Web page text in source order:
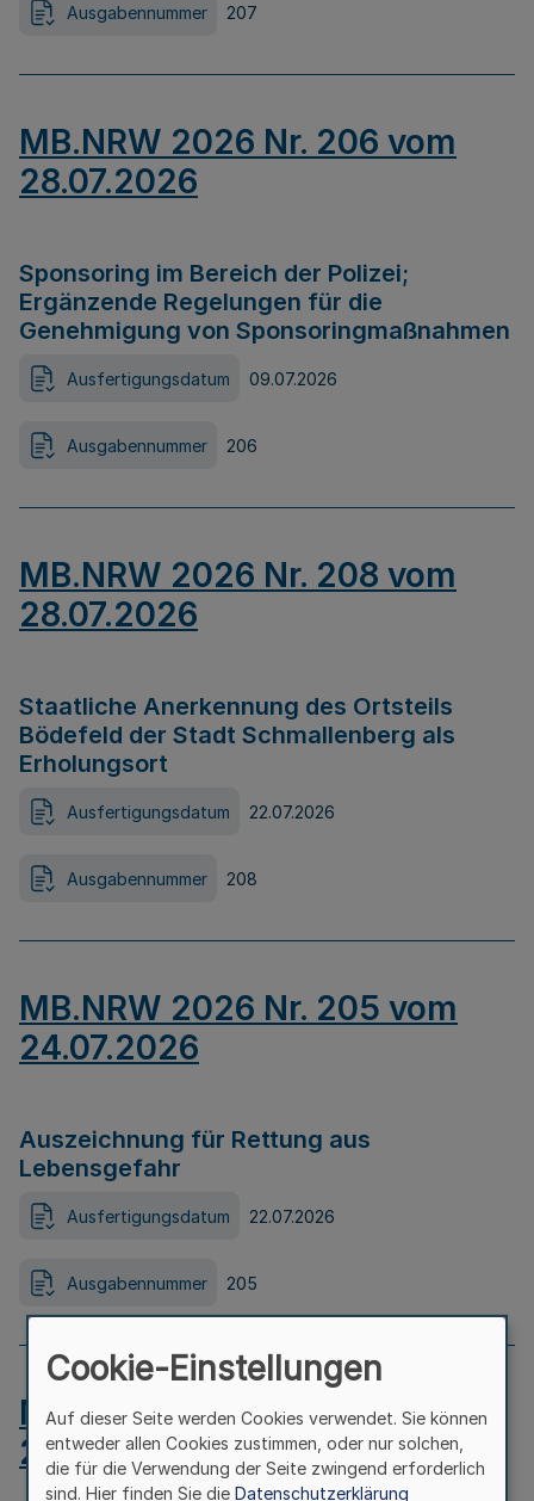
Ausgabennummer 207
MB.NRW 2026 Nr. 206 vom
28.07.2026
Sponsoring im Bereich der Polizei;
Ergänzende Regelungen für die
Genehmigung von Sponsoringmaßnahmen
Ausfertigungsdatum 09.07.2026
Ausgabennummer 206
MB.NRW 2026 Nr. 208 vom
28.07.2026
Staatliche Anerkennung des Ortsteils
Bödefeld der Stadt Schmallenberg als
Erholungsort
Ausfertigungsdatum 22.07.2026
Ausgabennummer 208
MB.NRW 2026 Nr. 205 vom
24.07.2026
Auszeichnung für Rettung aus
Lebensgefahr
Ausfertigungsdatum 22.07.2026
Ausgabennummer 205
MB.NRW 2026 Nr. 204 vom
24.07.2026
Cookie-Einstellungen
Auf dieser Seite werden Cookies verwendet. Sie können
entweder allen Cookies zustimmen, oder nur solchen,
die für die Verwendung der Seite zwingend erforderlich
sind. Hier finden Sie die Datenschutzerklärung